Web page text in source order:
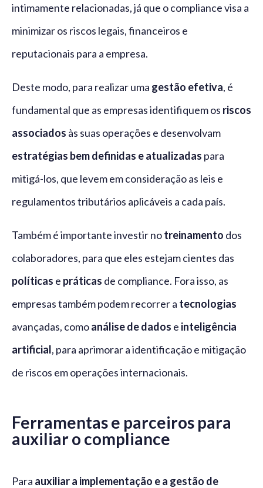
intimamente relacionadas, já que o compliance visa a
minimizar os riscos legais, financeiros e
reputacionais para a empresa.
Deste modo, para realizar uma gestão efetiva, é
fundamental que as empresas identifiquem os riscos
associados às suas operações e desenvolvam
estratégias bem definidas e atualizadas para
mitigá-los, que levem em consideração as leis e
regulamentos tributários aplicáveis a cada país.
Também é importante investir notreinamento dos
colaboradores, para que eles estejam cientes das
políticas e práticas de compliance. Fora isso, as
empresas também podem recorrer a tecnologias
avançadas, comoanálise de dados e inteligência
artificial, para aprimorar a identificação e mitigação
de riscos em operações internacionais.
Ferramentas e parceiros para
auxiliar o compliance
Para auxiliar a implementação e a gestão de